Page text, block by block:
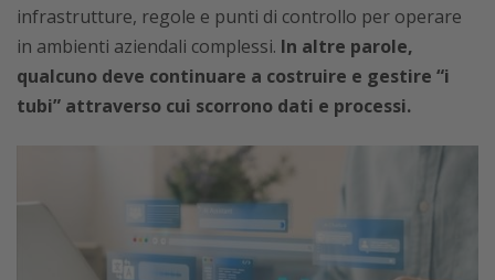
infrastrutture, regole e punti di controllo per operare
in ambienti aziendali complessi. In altre parole,
qualcuno deve continuare a costruire e gestire “i
tubi” attraverso cui scorrono dati e processi.